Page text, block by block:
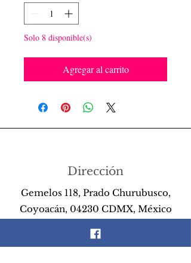
Solo 8 disponible(s)
Agregar al carrito
Dirección
Gemelos 118, Prado Churubusco,
Coyoacán, 04230 CDMX, México